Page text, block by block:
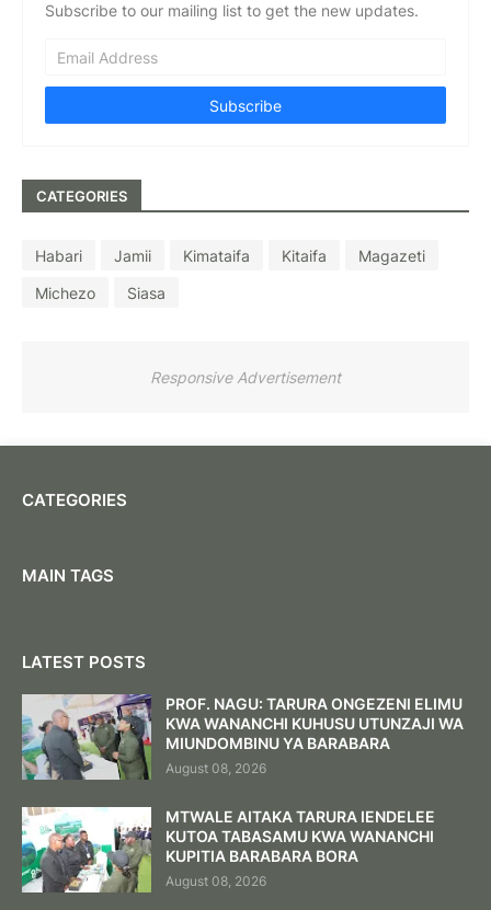
Subscribe to our mailing list to get the new updates.
CATEGORIES
Habari Jamii Kimataifa Kitaifa
Magazeti
Michezo
Siasa
Responsive Advertisement
CATEGORIES
MAIN TAGS
LATEST POSTS
PROF. NAGU: TARURA ONGEZENI ELIMU
KWA WANANCHI KUHUSU UTUNZAJI WA
MIUNDOMBINU YA BARABARA ‎
August 08, 2026
MTWALE AITAKA TARURA IENDELEE
KUTOA TABASAMU KWA WANANCHI
KUPITIA BARABARA BORA ‎
August 08, 2026